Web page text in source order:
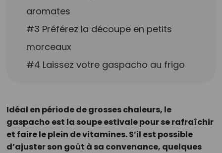
aromates
#3 Préférez la découpe en petits
morceaux
#4 Laissez votre gaspacho au frigo
Idéal en période de grosses chaleurs, le
gaspacho est la soupe estivale pour se rafraîchir
et faire le plein de vitamines. S’il est possible
d’ajuster son goût à sa convenance, quelques